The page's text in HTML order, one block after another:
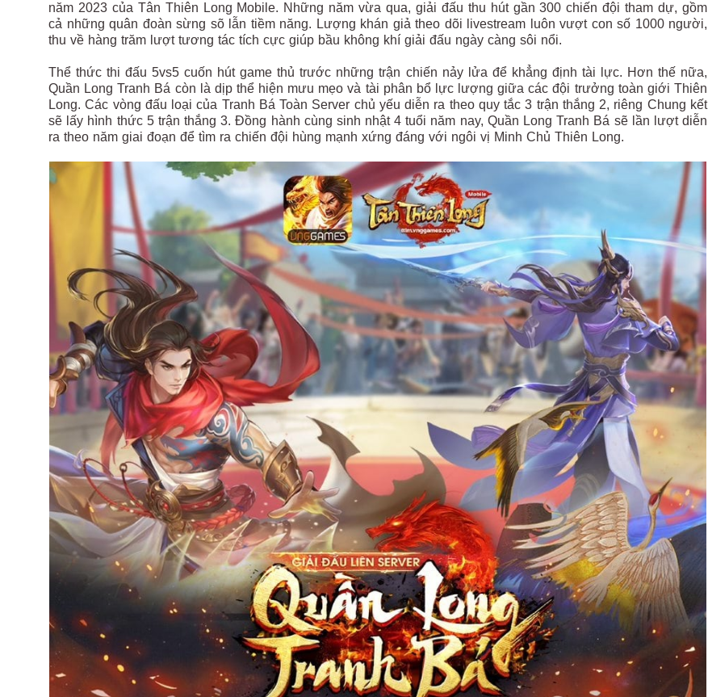
năm 2023 của Tân Thiên Long Mobile. Những năm vừa qua, giải đấu thu hút gần 300 chiến đội tham dự, gồm
cả những quân đoàn sừng sõ lẫn tiềm năng. Lượng khán giả theo dõi livestream luôn vượt con số 1000 người,
thu về hàng trăm lượt tương tác tích cực giúp bầu không khí giải đấu ngày càng sôi nổi.
Thể thức thi đấu 5vs5 cuốn hút game thủ trước những trận chiến nảy lửa để khẳng định tài lực. Hơn thế nữa,
Quần Long Tranh Bá còn là dịp thể hiện mưu mẹo và tài phân bổ lực lượng giữa các đội trưởng toàn giới Thiên
Long. Các vòng đấu loại của Tranh Bá Toàn Server chủ yếu diễn ra theo quy tắc 3 trận thắng 2, riêng Chung kết
sẽ lấy hình thức 5 trận thắng 3. Đồng hành cùng sinh nhật 4 tuổi năm nay, Quần Long Tranh Bá sẽ lần lượt diễn
ra theo năm giai đoạn để tìm ra chiến đội hùng mạnh xứng đáng với ngôi vị Minh Chủ Thiên Long.